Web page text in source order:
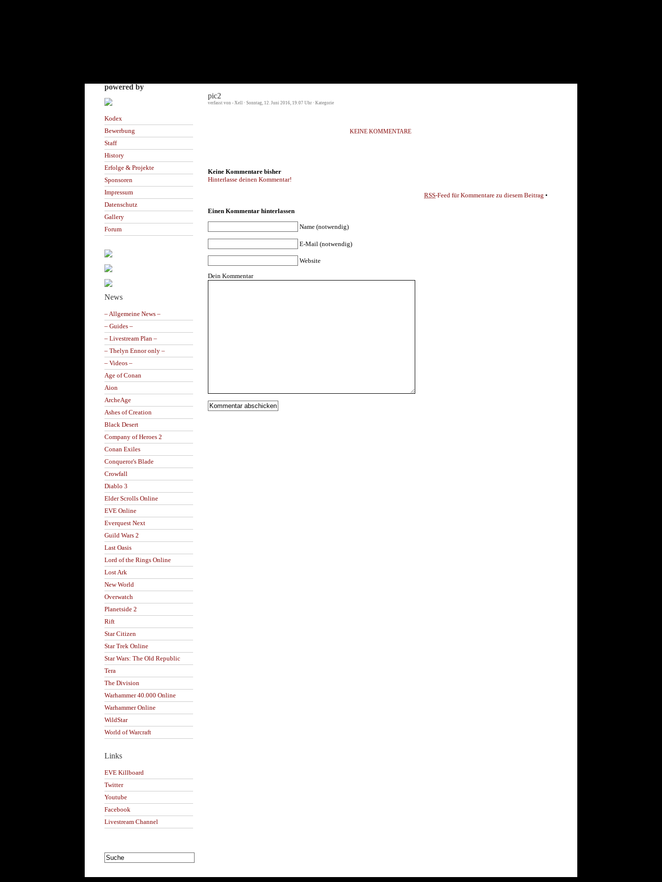
powered by
Kodex
Bewerbung
Staff
History
Erfolge & Projekte
Sponsoren
Impressum
Datenschutz
Gallery
Forum
News
– Allgemeine News –
– Guides –
– Livestream Plan –
– Thelyn Ennor only –
– Videos –
Age of Conan
Aion
ArcheAge
Ashes of Creation
Black Desert
Company of Heroes 2
Conan Exiles
Conqueror's Blade
Crowfall
Diablo 3
Elder Scrolls Online
EVE Online
Everquest Next
Guild Wars 2
Last Oasis
Lord of the Rings Online
Lost Ark
New World
Overwatch
Planetside 2
Rift
Star Citizen
Star Trek Online
Star Wars: The Old Republic
Tera
The Division
Warhammer 40.000 Online
Warhammer Online
WildStar
World of Warcraft
Links
EVE Killboard
Twitter
Youtube
Facebook
Livestream Channel
pic2
verfasst von - Xell · Sonntag, 12. Juni 2016, 19:07 Uhr · Kategorie
KEINE KOMMENTARE
Keine Kommentare bisher
Hinterlasse deinen Kommentar!
RSS-Feed für Kommentare zu diesem Beitrag •
Einen Kommentar hinterlassen
Name (notwendig)
E-Mail (notwendig)
Website
Dein Kommentar